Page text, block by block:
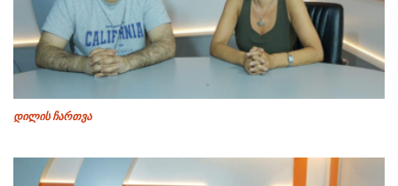
დილის ჩართვა